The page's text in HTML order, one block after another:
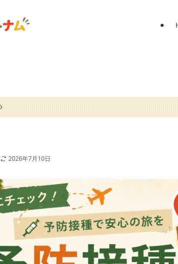
2026年7月10日